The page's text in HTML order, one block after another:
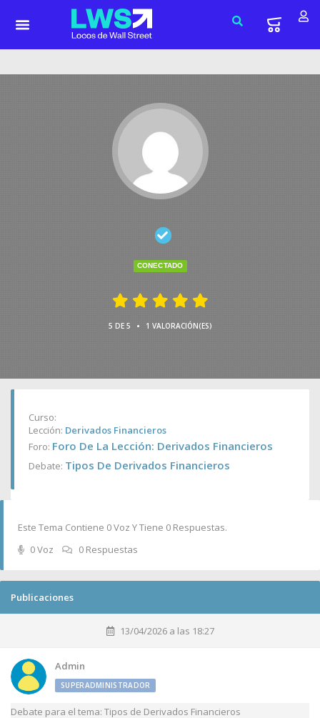
CONECTADO
5 DE 5 • 1 VALORACIÓN(ES)
Curso:
Lección: Derivados Financieros
Foro: Foro De La Lección: Derivados Financieros
Debate: Tipos De Derivados Financieros
Este Tema Contiene 0 Voz Y Tiene 0 Respuestas.
0 Voz
0 Respuestas
Publicaciones
13/04/2026 a las 18:27
Admin
SUPERADMINISTRADOR
Debate para el tema: Tipos de Derivados Financieros